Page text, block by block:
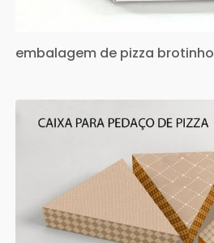
embalagem de pizza brotinho